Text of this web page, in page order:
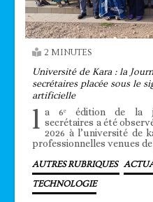
2 MINUTES
Université de Kara : la
secrétaires placée sous le
artificielle
l a 6ᵉ édition de la
secrétaires a été
2026 à l’université de
professionnelles venues
AUTRES RUBRIQUES
TECHNOLOGIE